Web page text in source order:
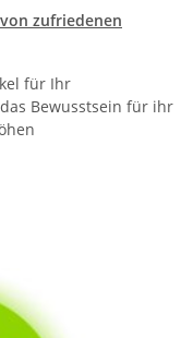
zufriedenen
für Ihr
Bewusstsein für ihr